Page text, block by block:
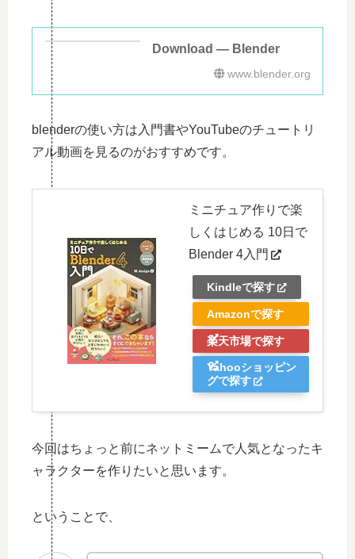
Download — Blender
www.blender.org
blenderの使い方は入門書やYouTubeのチュートリ
アル動画を見るのがおすすめです。
ミニチュア作りで楽
しくはじめる 10日で
Blender 4入門
Kindleで探す
Amazonで探す
楽天市場で探す
Yahooショッピン
グで探す
今回はちょっと前にネットミームで人気となったキ
ャラクターを作りたいと思います。
ということで、